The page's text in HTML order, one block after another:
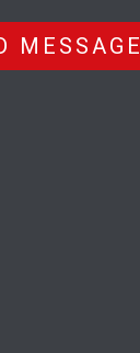
MESSAGE